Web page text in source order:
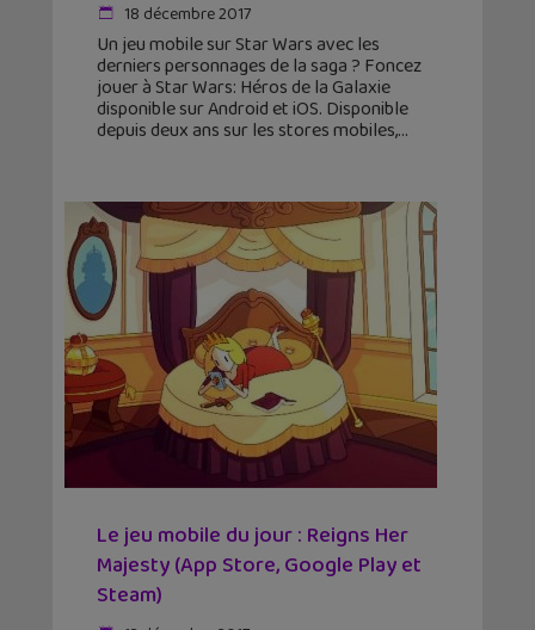
18 décembre 2017
Un jeu mobile sur Star Wars avec les
derniers personnages de la saga ? Foncez
jouer à Star Wars: Héros de la Galaxie
disponible sur Android et iOS. Disponible
depuis deux ans sur les stores mobiles,
Le jeu mobile du jour : Reigns Her
Majesty (App Store, Google Play et
Steam)